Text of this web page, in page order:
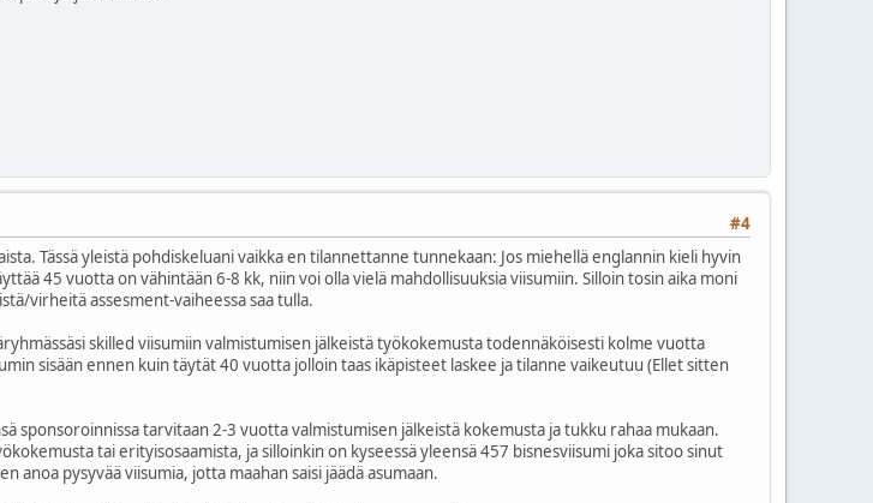
#4
Tässä yleistä pohdiskeluani vaikka en tilannettanne tunnekaan: Jos miehellä englannin kieli hyvin
45 vuotta on vähintään 6-8 kk, niin voi olla vielä mahdollisuuksia viisumiin. Silloin tosin aika moni
virheitä assesment-vaiheessa saa tulla.
skilled viisumiin valmistumisen jälkeistä työkokemusta todennäköisesti kolme vuotta
sisään ennen kuin täytät 40 vuotta jolloin taas ikäpisteet laskee ja tilanne vaikeutuu (Ellet sitten
sponsoroinnissa tarvitaan 2-3 vuotta valmistumisen jälkeistä kokemusta ja tukku rahaa mukaan.
tai erityisosaamista, ja silloinkin on kyseessä yleensä 457 bisnesviisumi joka sitoo sinut
anoa pysyvää viisumia, jotta maahan saisi jäädä asumaan.